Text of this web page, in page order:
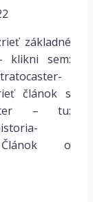
základné
klikni sem:
článok s
– tu:
Článok o